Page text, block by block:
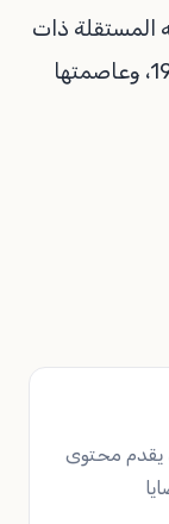
المستقلة ذات
السيادة على حدود الرابع من يونيو عام 1967، وعاصمتها
يقدم محتوى